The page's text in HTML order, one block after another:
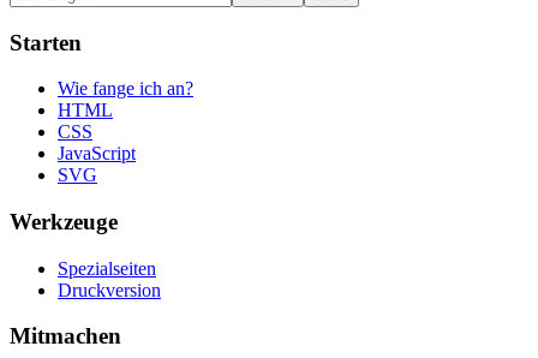
Starten
Wie fange ich an?
HTML
CSS
JavaScript
SVG
Werkzeuge
Spezialseiten
Druckversion
Mitmachen